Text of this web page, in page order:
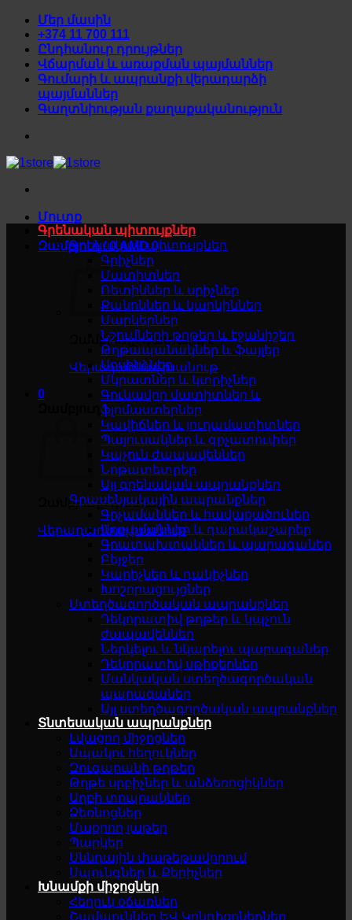
Skip
content
Մեր մասին
+374 11 700 111
Ընդհանուր դրույթներ
Վճարման և առաքման պայմաններ
Գումարի և ապրանքի վերադարձի
պայմաններ
Գաղտնիության քաղաքականություն
Մուտք
Զամբյուղ /0AMD 0
Զամբյուղը դատարկ է
Վերադառնալ խանութ
0
Զամբյուղը դատարկ է
Վերադառնալ խանութ
Գրենական պիտույքներ
Գրենական պիտույքներ
Գրիչներ
Մատիտներ
Ռետիններ և սրիչներ
Քանոններ և կարկիններ
Մարկերներ
Նշումների թղթեր և էջանիշեր
Թղթապանակներ և ֆայլեր
Սոսինձներ
Մկրատներ և կտրիչներ
Գունավոր մատիտներ և
ֆլոմաստերներ
Կավիճներ և յուղամատիտներ
Պայուսակներ և գրչատուփեր
Կպչուն ժապավեններ
Նոթատետրեր
Այլ գրենական ապրանքներ
Գրասենյակային ապրանքներ
Գրչամաններ և հավաքածուներ
Աղբամաններ և դարակաշարեր
Գրատախտակներ և պարագաներ
Բեյջեր
Կարիչներ և դակիչներ
Խոշորացույցներ
Ստեղծագործական ապրանքներ
Դեկորատիվ թղթեր և կպչուն
ժապավեններ
Ներկելու և նկարելու պարագաներ
Դեկորատիվ սթիքերներ
Մանկական ստեղծագործական
պարագաներ
Այլ ստեղծագործական ապրանքներ
Տնտեսական ապրանքներ
Լվացող միջոցներ
Ապակու հեղուկներ
Զուգարանի թղթեր
Թղթե սրբիչներ և անձեռոցիկներ
Աղբի տոպրակներ
Ձեռնոցներ
Մաքրող լաթեր
Պարկեր
Սննդային փաթեթավորում
Սպունգներ և Քերիչներ
Խնամքի միջոցներ
Հեղուկ օճառներ
Շամպուններ ԵՎ Կոնդիցոներներ